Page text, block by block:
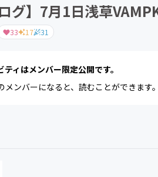
グ】7月1日浅草
33 17 31
ティはメンバー限定公開です。
メンバーになると、読むことができます。